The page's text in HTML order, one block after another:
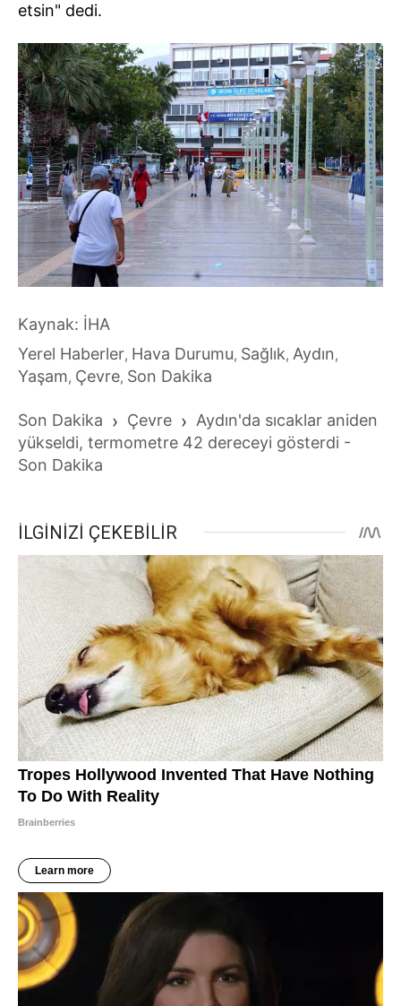
etsin" dedi.
Kaynak: İHA
Yerel Haberler, Hava Durumu, Sağlık, Aydın,
Yaşam, Çevre, Son Dakika
Son Dakika › Çevre › Aydın'da sıcaklar aniden
yükseldi, termometre 42 dereceyi gösterdi -
Son Dakika